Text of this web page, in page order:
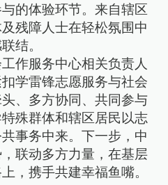
的体验环节。来自辖区
残障人士在轻松氛围中
结。
作服务中心相关负责人
学雷锋志愿服务与社会
、多方协同、共同参与
殊群体和辖区居民以志
事务中来。下一步，中
联动多方力量，在基层
，携手共建幸福鱼嘴。